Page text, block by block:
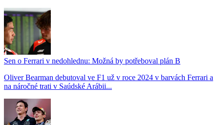
Sen o Ferrari v nedohlednu: Možná by potřeboval plán B
Oliver Bearman debutoval ve F1 už v roce 2024 v barvách Ferrari a
na náročné trati v Saúdské Arábii...